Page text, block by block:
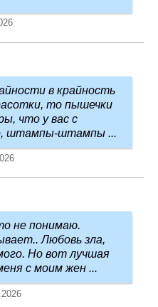
в крайность
то пышечки
что у вас с
штампы-штампы ...
не понимаю.
Любовь зла,
Но вот лучшая
с моим жен ...